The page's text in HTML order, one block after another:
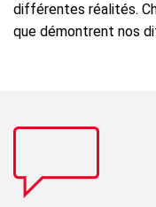
différentes réalités.
que démontrent nos